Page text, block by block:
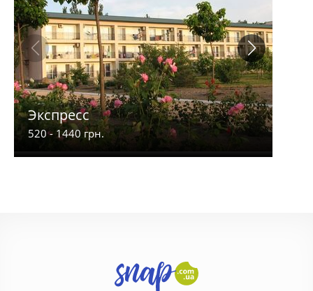
Экспресс
520 - 1440 грн.